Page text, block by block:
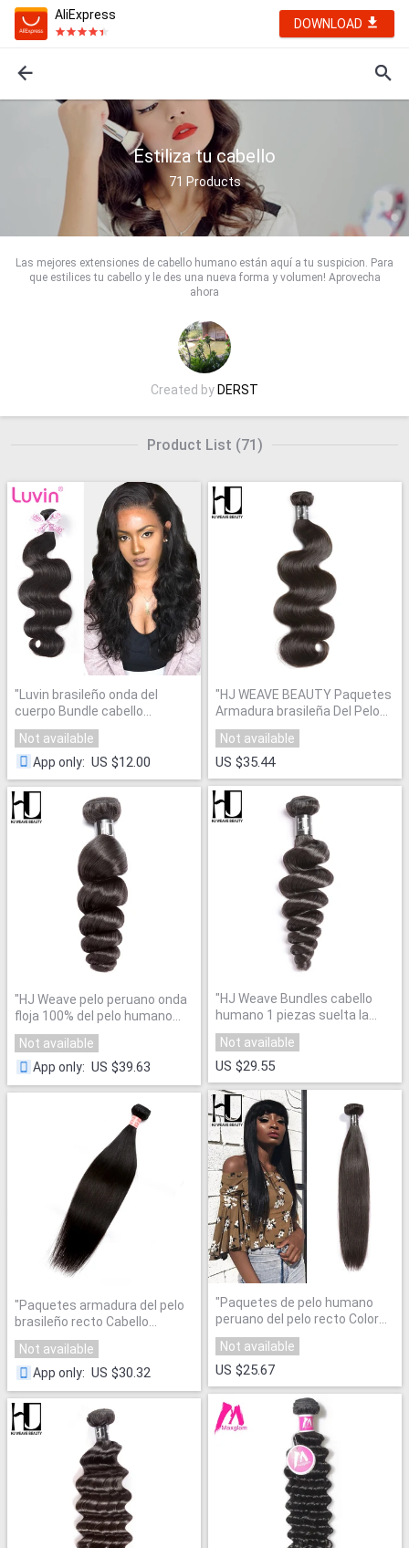
AliExpress
DOWNLOAD
Estiliza tu cabello
71 Products
Las mejores extensiones de cabello humano están aquí a tu suspicion. Para
que estilices tu cabello y le des una nueva forma y volumen! Aprovecha
ahora
Created byDERST
Product List (71)
"Luvin brasileño onda del
cuerpo Bundle cabello
humano teje 100%
extensiones Remy Color
Natural del envío libre"
Not available
App only: US $12.00
"HJ Weave pelo peruano onda
floja 100% del pelo humano
Bundles extensión del pelo
Color Natural del envío libre
Not available
App only: US $39.63
"Paquetes armadura del pelo
brasileño recto Cabello
humano extensiones Honey
productos reina pelo Remy
que teje color natural"
Not available
App only: US $30.32
"HJ WEAVE BEAUTY Paquetes
Armadura brasileña Del Pelo
Pelo Virginal"
Not available
US $35.44
"HJ Weave Bundles cabello
humano 1 piezas suelta la
onda Remy pelo 12-28
pulgadas extensión del pelo
color Natural del envío libre
Not available
US $29.55
"Paquetes de pelo humano
peruano del pelo recto Color
Natural 8-28 pulgadas
extensión Remy del pelo envío
libre HJ belleza
Not available
US $25.67